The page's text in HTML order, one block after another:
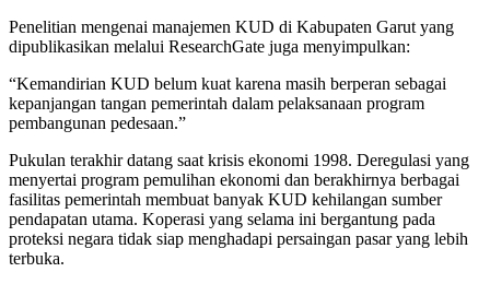
Penelitian mengenai manajemen KUD di Kabupaten Garut yang
dipublikasikan melalui ResearchGate juga menyimpulkan:
“Kemandirian KUD belum kuat karena masih berperan sebagai
kepanjangan tangan pemerintah dalam pelaksanaan program
pembangunan pedesaan.”
Pukulan terakhir datang saat krisis ekonomi 1998. Deregulasi yang
menyertai program pemulihan ekonomi dan berakhirnya berbagai
fasilitas pemerintah membuat banyak KUD kehilangan sumber
pendapatan utama. Koperasi yang selama ini bergantung pada
proteksi negara tidak siap menghadapi persaingan pasar yang lebih
terbuka.